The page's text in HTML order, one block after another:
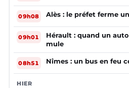
09h08 Alès : le préfet ferme
09h01
Hérault : quand un
mule
08h51 Nîmes : un bus en feu
HIER